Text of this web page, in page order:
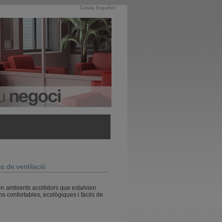
Català Español
de ventilació
ambients acollidors que estalvien
confortables, ecològiques i fàcils de